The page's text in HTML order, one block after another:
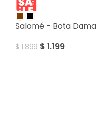
SALE
Salomé – Bota Dama
$1.899 $ 1.199